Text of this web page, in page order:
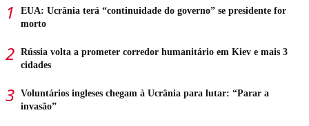
EUA: Ucrânia terá “continuidade do governo” se presidente for
morto
Rússia volta a prometer corredor humanitário em Kiev e mais 3
cidades
Voluntários ingleses chegam à Ucrânia para lutar: “Parar a
invasão”